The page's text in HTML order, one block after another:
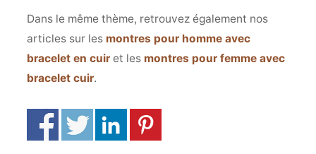
Dans le même thème, retrouvez également nos
articles sur les montres pour homme avec
bracelet en cuiret les montres pour femme avec
bracelet cuir.